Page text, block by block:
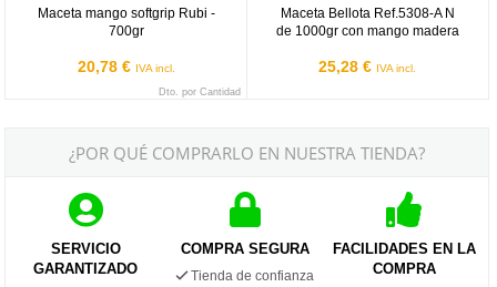
Maceta mango softgrip Rubi -
700gr
20,78 € IVA incl.
Dto. por Cantidad
Maceta Bellota Ref.5308-A N
de 1000gr con mango madera
25,28 € IVA incl.
¿POR QUÉ COMPRARLO EN NUESTRA TIENDA?
SERVICIO
GARANTIZADO
COMPRA SEGURA
Tienda de confianza
FACILIDADES EN LA
COMPRA